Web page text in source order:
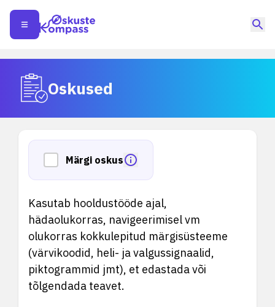
Oskused
Märgi oskus
Kasutab hooldustööde ajal,
hädaolukorras, navigeerimisel vm
olukorras kokkulepitud märgisüsteeme
(värvikoodid, heli- ja valgussignaalid,
piktogrammid jmt), et edastada või
tõlgendada teavet.